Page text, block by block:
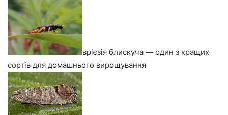
врієзія блискуча — один з кращих
сортів для домашнього вирощування